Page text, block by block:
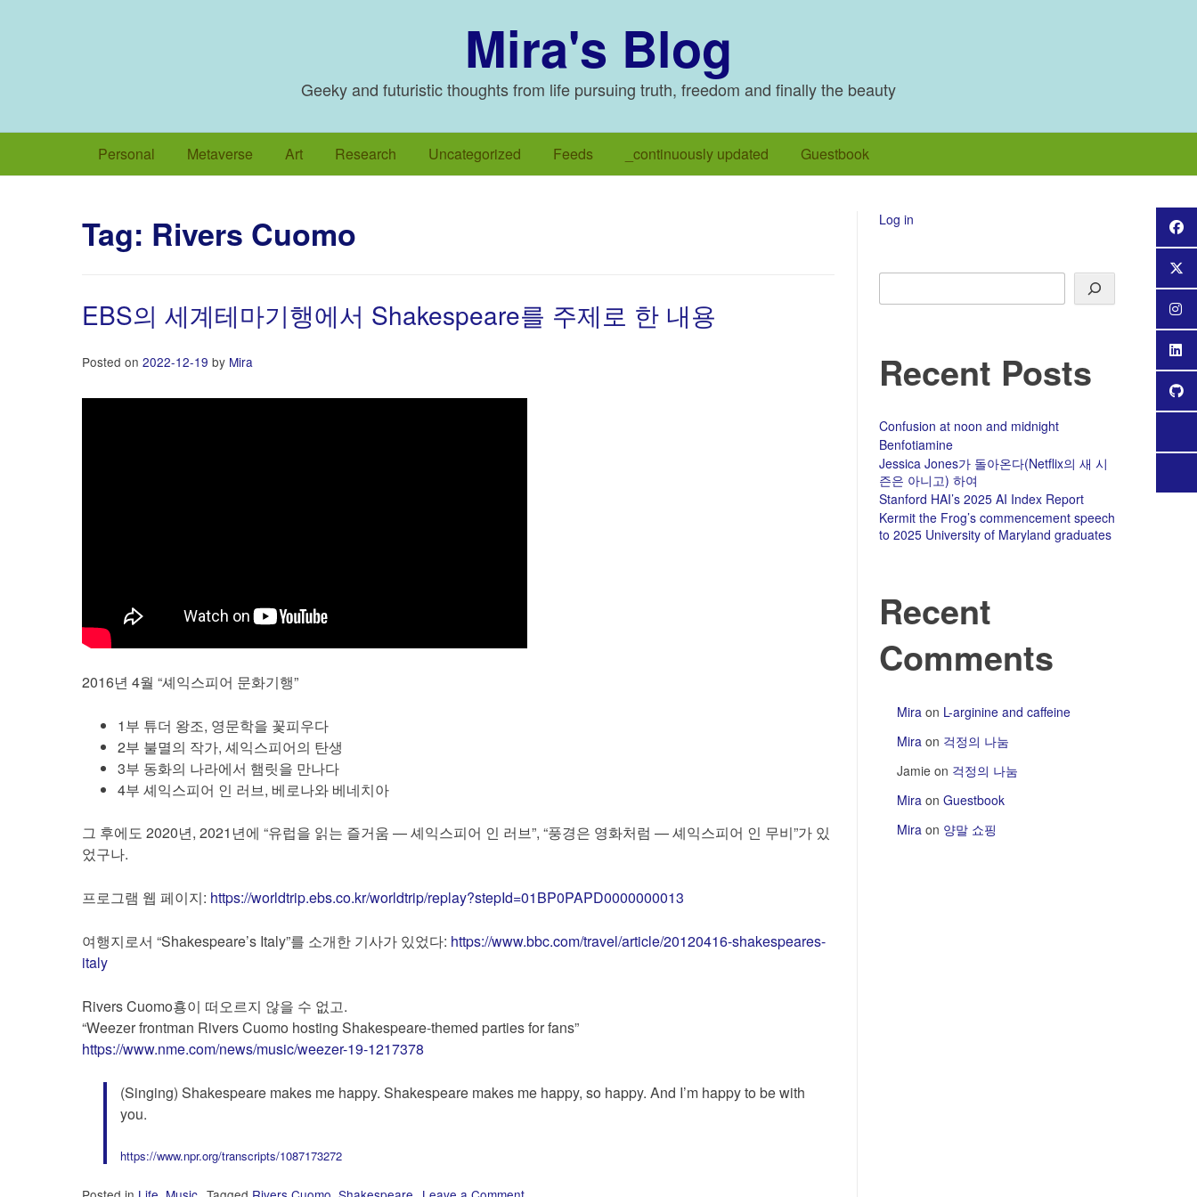
Mira's Blog
Geeky and futuristic thoughts from life pursuing truth, freedom and finally the beauty
Personal Metaverse Art Research Uncategorized Feeds _continuously updated Guestbook
Tag: Rivers Cuomo
EBS의 세계테마기행에서 Shakespeare를 주제로 한 내용
Posted on 2022-12-19 by Mira
2016년 4월 “셰익스피어 문화기행”
1부 튜더 왕조, 영문학을 꽃피우다
2부 불멸의 작가, 셰익스피어의 탄생
3부 동화의 나라에서 햄릿을 만나다
4부 셰익스피어 인 러브, 베로나와 베네치아
그 후에도 2020년, 2021년에 “유럽을 읽는 즐거움 — 셰익스피어 인 러브”, “풍경은 영화처럼 — 셰익스피어 인 무비”가 있
었구나.
프로그램 웹 페이지: https://worldtrip.ebs.co.kr/worldtrip/replay?stepId=01BP0PAPD0000000013
여행지로서 “Shakespeare’s Italy”를 소개한 기사가 있었다: https://www.bbc.com/travel/article/20120416-shakespeares-
italy
Rivers Cuomo횽이 떠오르지 않을 수 없고.
“Weezer frontman Rivers Cuomo hosting Shakespeare-themed parties for fans”
https://www.nme.com/news/music/weezer-19-1217378
(Singing) Shakespeare makes me happy. Shakespeare makes me happy, so happy. And I’m happy to be with
you.
https://www.npr.org/transcripts/1087173272
Log in
Search
Recent Posts
Confusion at noon and midnight
Benfotiamine
Jessica Jones가 돌아온다(Netflix의 새 시
즌은 아니고) 하여
Stanford HAI’s 2025 AI Index Report
Kermit the Frog’s commencement speech
to 2025 University of Maryland graduates
Recent
Comments
Mira on L-arginine and caffeine
Mira on 걱정의 나눔
Jamie on 걱정의 나눔
Mira on Guestbook
Mira on 양말 쇼핑